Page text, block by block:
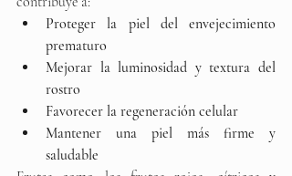
Proteger la piel del envejecimiento
prematuro
Mejorar la luminosidad y textura del
rostro
Favorecer la regeneración celular
Mantener una piel más firme y
saludable